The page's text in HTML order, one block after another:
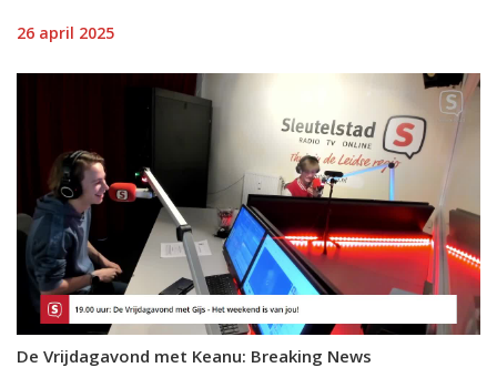
26 april 2025
De Vrijdagavond met Keanu: Breaking News